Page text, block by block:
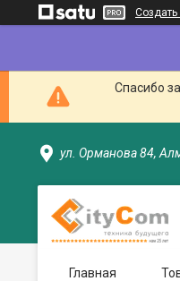
Создать
Спасибо
ул. Орманова 84,
Главная